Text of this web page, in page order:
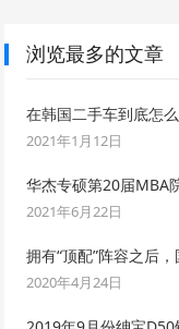
浏览最多的文章
在韩国二手车到底怎
2021年1月12日
华杰专硕第20届MBA
2021年6月22日
拥有“顶配”阵容之后
2020年4月24日